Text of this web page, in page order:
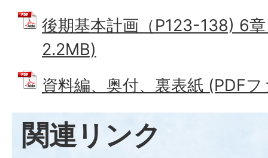
後期基本計画（P123-138) 6
2.2MB)
資料編、奥付、裏表紙 (PDF
関連リンク